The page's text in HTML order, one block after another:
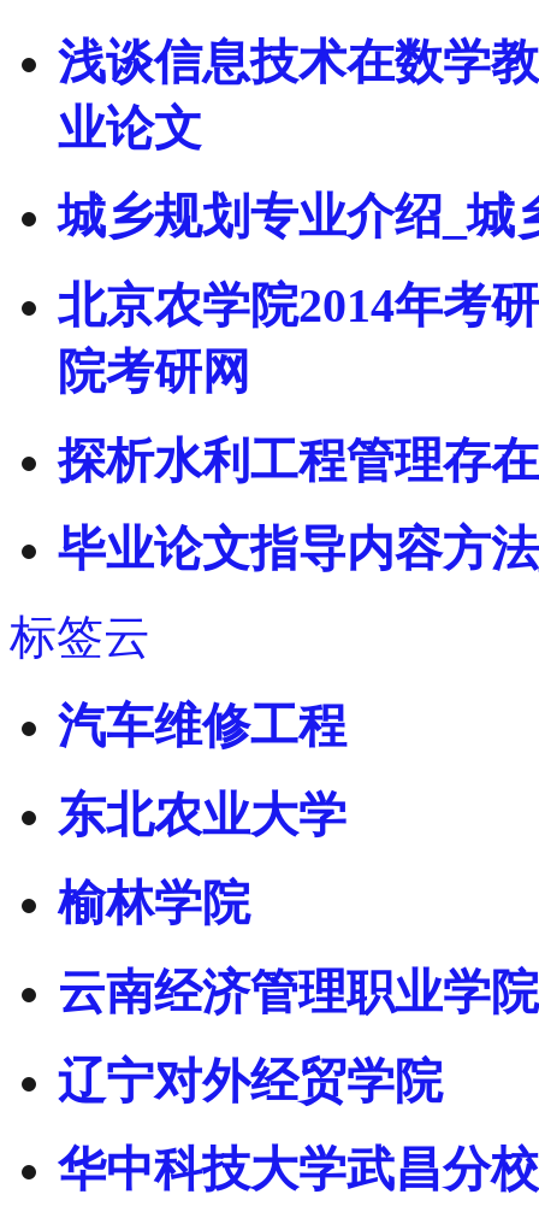
浅谈信息技术在数学
业论文
城乡规划专业介绍_城
北京农学院2014年考
院考研网
探析水利工程管理存
毕业论文指导内容方
标签云
汽车维修工程
东北农业大学
榆林学院
云南经济管理职业学院
辽宁对外经贸学院
华中科技大学武昌分校